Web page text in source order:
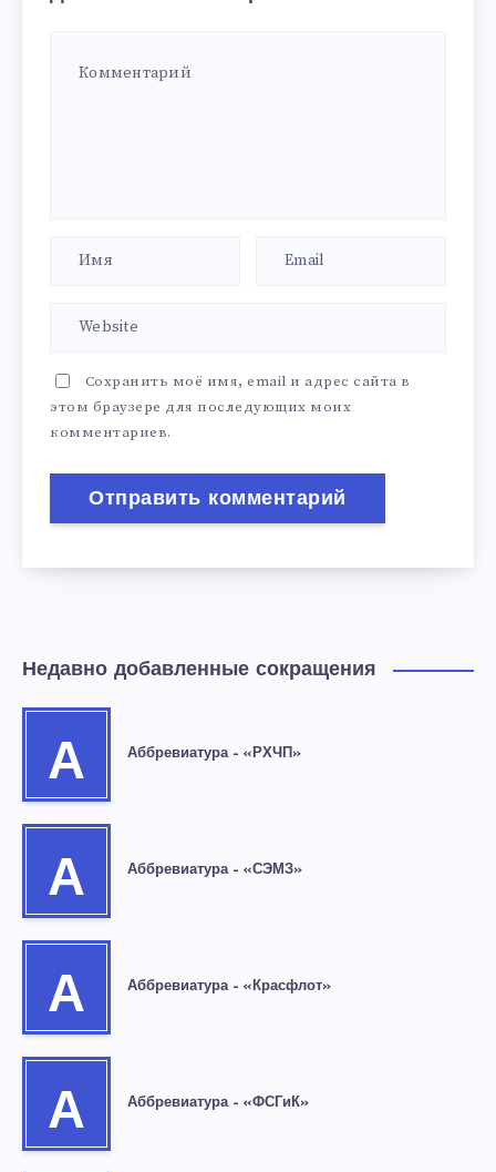
Сохранить моё имя, email и адрес сайта в
этом браузере для последующих моих
комментариев.
Недавно добавленные сокращения
А Аббревиатура – «РХЧП»
А Аббревиатура – «СЭМЗ»
А Аббревиатура – «Красфлот»
А Аббревиатура – «ФСГиК»